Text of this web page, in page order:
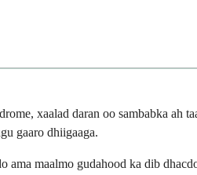
xaalad daran oo sambabka ah
gaaro dhiigaaga.
ama maalmo gudahood ka dib